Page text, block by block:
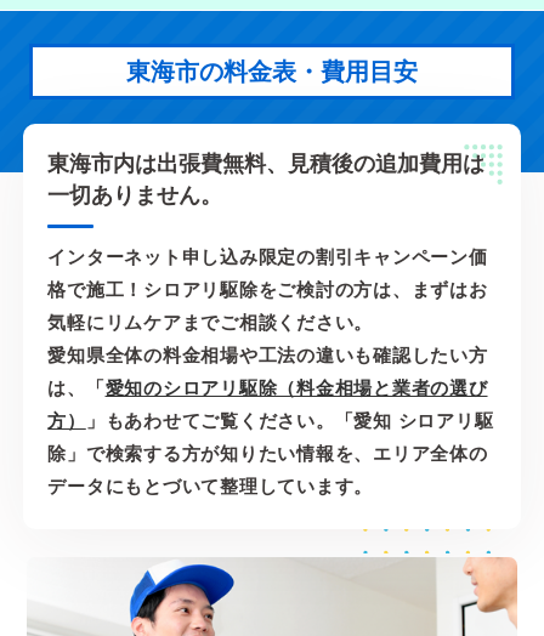
東海市の料金表・費用目安
東海市内は出張費無料、見積後の追加費用は
一切ありません。
インターネット申し込み限定の割引キャンペーン価
格で施工！シロアリ駆除をご検討の方は、まずはお
気軽にリムケアまでご相談ください。
愛知県全体の料金相場や工法の違いも確認したい方
は、「愛知のシロアリ駆除（料金相場と業者の選び
方）
」もあわせてご覧ください。「愛知 シロアリ駆
除」で検索する方が知りたい情報を、エリア全体の
データにもとづいて整理しています。